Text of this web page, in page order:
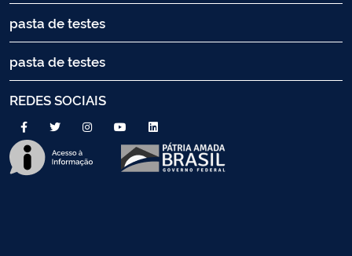
pasta de testes
pasta de testes
REDES SOCIAIS